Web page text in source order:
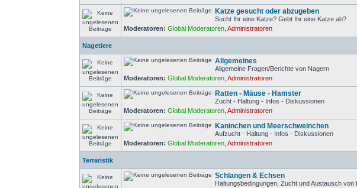
Katze gesucht oder abzugeben
Sucht Ihr eine Katze? Gebt Ihr eine Katze ab?
Moderatoren: Global Moderatoren ,Administratoren
Nagetiere
Allgemeines
Allgemeine Fragen/Berichte von Nagern
Moderatoren: Global Moderatoren ,Administratoren
Ratten - Mäuse - Hamster
Zucht - Haltung - Infos - Diskussionen
Moderatoren: Global Moderatoren ,Administratoren
Kaninchen und Meerschweinchen
Aufzucht - Haltung - Infos - Diskussionen
Moderatoren: Global Moderatoren ,Administratoren
Terraristik
Schlangen & Echsen
Haltungsbedingungen, Zucht und Austausch von